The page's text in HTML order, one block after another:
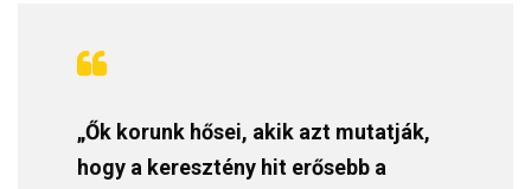
„Ők korunk hősei, akik azt mutatják,
hogy a keresztény hit erősebb a